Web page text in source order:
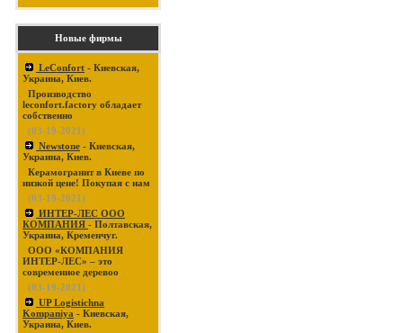
Новые фирмы
LeConfort - Киевская,
Украина, Киев.
Производство
leconfort.factory обладает
собственно
(03-19-2021)
Newstone - Киевская,
Украина, Киев.
Керамогранит в Киеве по
низкой цене! Покупая с нам
(03-19-2021)
ИНТЕР-ЛЕС ООО
КОМПАНИЯ - Полтавская,
Украина, Кременчуг.
ООО «КОМПАНИЯ
ИНТЕР-ЛЕС» – это
современное деревоо
(03-19-2021)
UP Logistichna
Kompaniya - Киевская,
Украина, Киев.